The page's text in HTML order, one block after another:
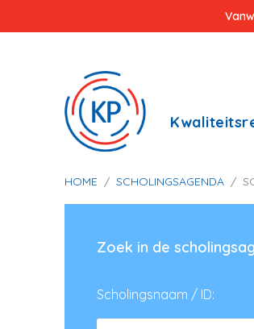
en
Top
menu
Kruimelpad
HOME SCHOLINGSAGENDA
Zoek in de
Scholingsnaam / ID: